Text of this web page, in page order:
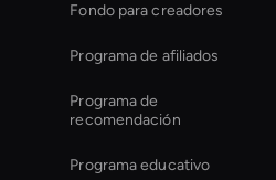
Fondo para creadores
Programa de afiliados
Programa de
recomendación
Programa educativo